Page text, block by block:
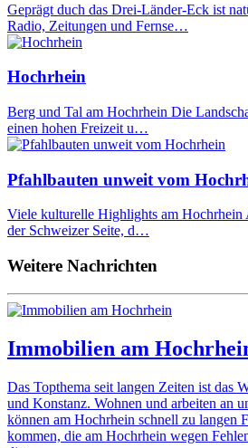
Geprägt duch das Drei-Länder-Eck ist
Radio, Zeitungen und Fernse…
Hochrhein
Berg und Tal am Hochrhein Die
einen hohen Freizeit u…
Pfahlbauten unweit vom
Viele kulturelle Highlights am
der Schweizer Seite, d…
Weitere Nachrichten
Immobilien am
Das Topthema seit langen Zeiten ist das
und Konstanz. Wohnen und arbeiten an
können am Hochrhein schnell zu langen
kommen, die am Hochrhein wegen